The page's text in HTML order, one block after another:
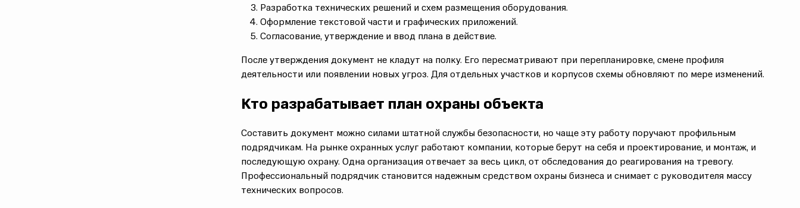
Разработка технических решений и схем размещения оборудования.
Оформление текстовой части и графических приложений.
Согласование, утверждение и ввод плана в действие.
После утверждения документ не кладут на полку. Его пересматривают при перепланировке, смене профиля
деятельности или появлении новых угроз. Для отдельных участков и корпусов схемы обновляют по мере изменений.
Кто разрабатывает план охраны объекта
Составить документ можно силами штатной службы безопасности, но чаще эту работу поручают профильным
подрядчикам. На рынке охранных услуг работают компании, которые берут на себя и проектирование, и монтаж, и
последующую охрану. Одна организация отвечает за весь цикл, от обследования до реагирования на тревогу.
Профессиональный подрядчик становится надежным средством охраны бизнеса и снимает с руководителя массу
технических вопросов.